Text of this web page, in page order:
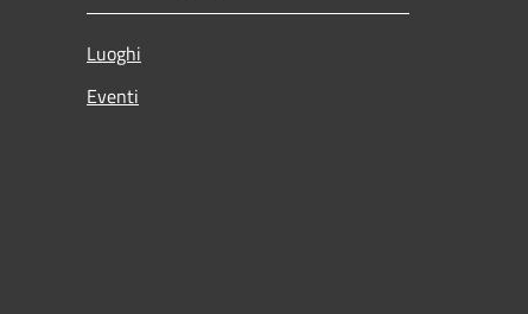
Luoghi
Eventi